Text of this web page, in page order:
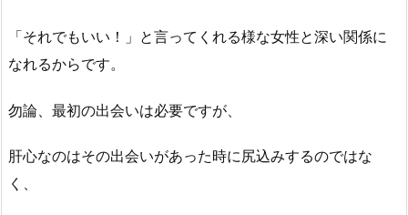
「それでもいい！」と言ってくれる様な女性と深い関係に
なれるからです。
勿論、最初の出会いは必要ですが、
肝心なのはその出会いがあった時に尻込みするのではな
く、